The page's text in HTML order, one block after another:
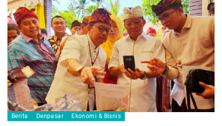
Berita Denpasar Ekonomi & Bisnis